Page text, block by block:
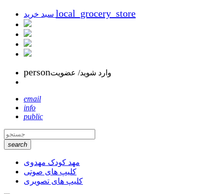
local_grocery_store
personوارد شوید/ عضویت
email
info
public
search
مهد کودک مهدوی
کلیپ های صوتی
کلیپ های تصویری